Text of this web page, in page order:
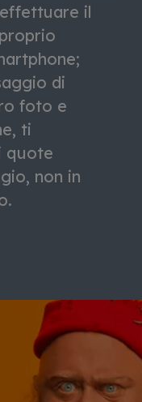
il
di
foto e
ti
quote
non in